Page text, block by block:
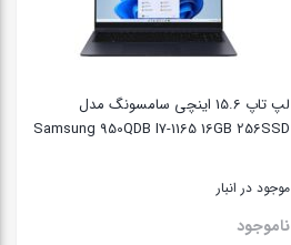
لپ تاپ 15.6 اینچی سامسونگ مدل
Samsung 950QDB I7-1165 16GB 256SSD
موجود در انبار
ناموجود